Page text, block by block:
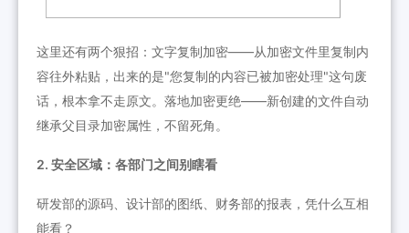
这里还有两个狠招：文字复制加密——从加密文件里复制内
容往外粘贴，出来的是"您复制的内容已被加密处理"这句废
话，根本拿不走原文。落地加密更绝——新创建的文件自动
继承父目录加密属性，不留死角。
2. 安全区域：各部门之间别瞎看
研发部的源码、设计部的图纸、财务部的报表，凭什么互相
能看？